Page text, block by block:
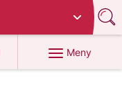
Meny